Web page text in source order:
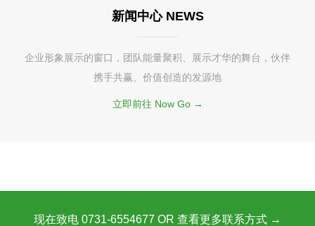
新闻中心 NEWS
企业形象展示的窗口，团队能量聚积、展示才华的舞台，伙伴
携手共赢、价值创造的发源地
立即前往 Now Go →
现在致电 0731-6554677 OR 查看更多联系方式 →